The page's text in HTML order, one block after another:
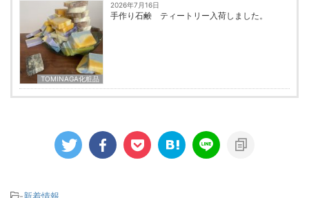
TOMINAGA化粧品
2026年7月16日
手作り石鹸 ティートリー入荷しました。